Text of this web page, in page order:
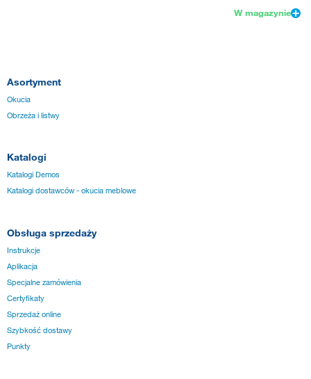
W magazynie
Asortyment
Okucia
Obrzeża i listwy
Katalogi
Katalogi Demos
Katalogi dostawców - okucia meblowe
Obsługa sprzedaży
Instrukcje
Aplikacja
Specjalne zamówienia
Certyfikaty
Sprzedaż online
Szybkość dostawy
Punkty